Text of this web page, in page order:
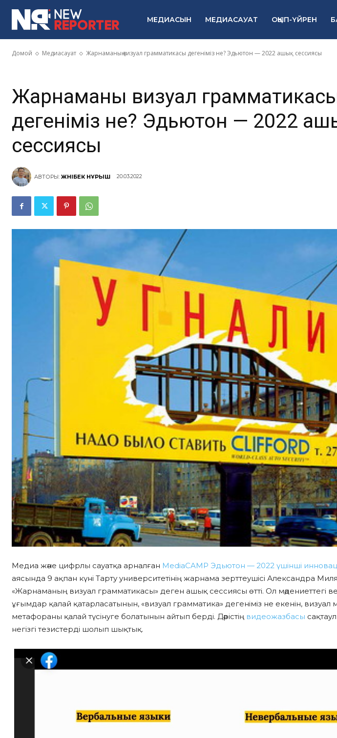
МЕДИАСЫН МЕДИАСАУАТ ОҚЫП-ҮЙРЕН
Домой Медиасауат Жарнаманың визуал грамматикасы дегеніміз не? Эдьютон — 2022 ашық сессиясы
Эдьютон — 2022
Жарнаманың визуал
дегеніміз не? Эдьютон — 2022
сессиясы
АВТОРЫ: ЖӘНІБЕК НҰРЫШ 20.03.2022
Медиа және цифрлы сауатқа арналған MediaCAMP Эдьютон — 2022 үшінші
аясында 9 ақпан күні Тарту университетінің жарнама зерттеушісі Александра
«Жарнаманың визуал грамматикасы» деген ашық сессиясы өтті. Ол мәдениеттегі
ұғымдар қалай қатарласатынын, «визуал грамматика» дегеніміз не екенін, визуал
метафораны қалай түсінуге болатынын айтып берді. Дәрістің видеожазбасы
негізгі тезистерді шолып шықтық.